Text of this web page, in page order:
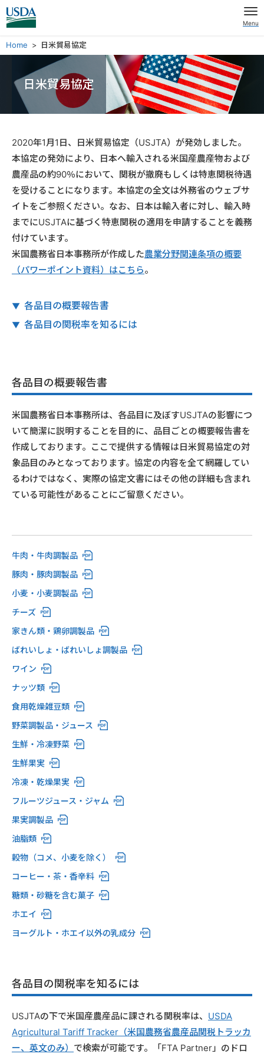
Menu
Home 日米貿易協定
日米貿易協定
2020年1月1日、日米貿易協定（USJTA）が発効しました。
本協定の発効により、日本へ輸入される米国産農産物および
農産品の約90％において、関税が撤廃もしくは特恵関税待遇
を受けることになります。本協定の全文は外務省のウェブサ
イトをご参照ください。なお、日本は輸入者に対し、輸入時
までにUSJTAに基づく特恵関税の適用を申請することを義務
付けています。
米国農務省日本事務所が作成した農業分野関連条項の概要
（パワーポイント資料）はこちら。
各品目の概要報告書
各品目の関税率を知るには
各品目の概要報告書
米国農務省日本事務所は、各品目に及ぼすUSJTAの影響につ
いて簡潔に説明することを目的に、品目ごとの概要報告書を
作成しております。ここで提供する情報は日米貿易協定の対
象品目のみとなっております。協定の内容を全て網羅してい
るわけではなく、実際の協定文書にはその他の詳細も含まれ
ている可能性があることにご留意ください。
牛肉・牛肉調製品
豚肉・豚肉調製品
小麦・小麦調製品
チーズ
家きん類・鶏卵調製品
ばれいしょ・ばれいしょ調製品
ワイン
ナッツ類
食用乾燥雑豆類
野菜調製品・ジュース
生鮮・冷凍野菜
生鮮果実
冷凍・乾燥果実
フルーツジュース・ジャム
果実調製品
油脂類
穀物（コメ、小麦を除く）
コーヒー・茶・香辛料
糖類・砂糖を含む菓子
ホエイ
ヨーグルト・ホエイ以外の乳成分
各品目の関税率を知るには
USJTAの下で米国産農産品に課される関税率は、 USDA
Agricultural Tariff Tracker（米国農務省農産品関税トラッカ
ー、英文のみ） で検索が可能です。「FTA Partner」のドロ